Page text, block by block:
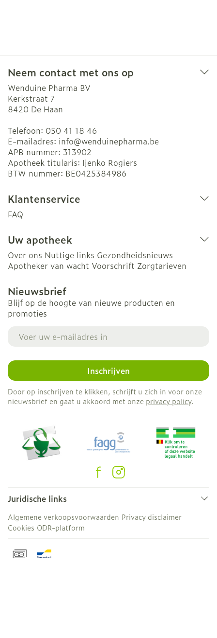
Neem contact met ons op
Wenduine Pharma BV
Kerkstraat 7
8420 De Haan
Telefoon: 050 41 18 46
E-mailadres: info@wenduinepharma.be
APB nummer: 313902
Apotheek titularis: Ijenko Rogiers
BTW nummer: BE0425384986
Klantenservice
FAQ
Uw apotheek
Over ons Nuttige links Gezondheidsnieuws
Apotheker van wacht Voorschrift Zorgtarieven
Nieuwsbrief
Blijf op de hoogte van nieuwe producten en
promoties
Inschrijven
Door op inschrijven te klikken, schrijft u zich in voor onze
nieuwsbrief en gaat u akkoord met onze privacy policy.
Juridische links
Algemene verkoopsvoorwaarden Privacy disclaimer
Cookies ODR-platform